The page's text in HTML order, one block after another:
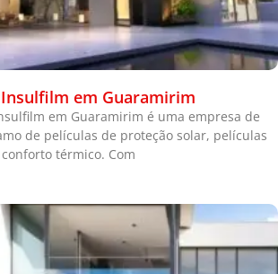
em Guaramirim
em Guaramirim é uma empresa de
de películas de proteção solar, películas
térmico. Com